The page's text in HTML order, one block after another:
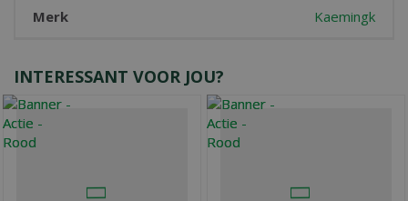
Merk Kaemingk
INTERESSANT VOOR JOU?